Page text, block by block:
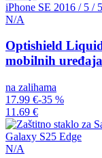
iPhone SE 2016 / 5 /
N/A
Optishield
mobilnih uređaja
na zalihama
17.99 €-35 %
11.69 €
Galaxy S25 Edge
N/A